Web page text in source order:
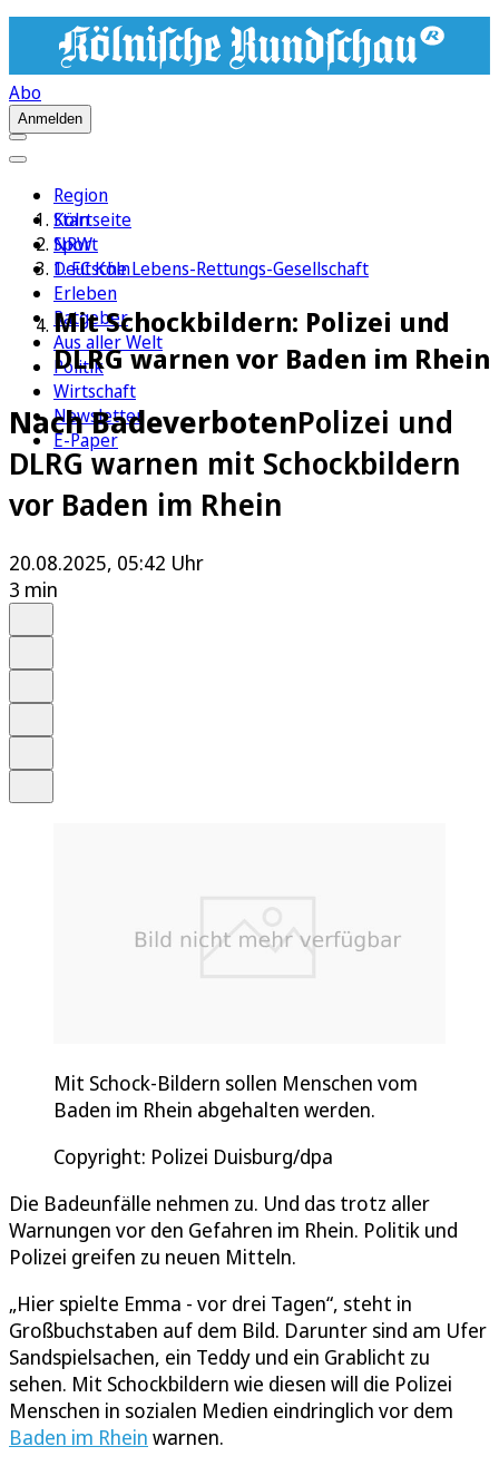
Abo
Anmelden
Region
Köln
Sport
1. FC Köln
Erleben
Ratgeber
Aus aller Welt
Politik
Wirtschaft
Newsletter
E-Paper
Startseite
NRW
Deutsche Lebens-Rettungs-Gesellschaft
Mit Schockbildern: Polizei und
DLRG warnen vor Baden im Rhein
Nach BadeverbotenPolizei und
DLRG warnen mit Schockbildern
vor Baden im Rhein
20.08.2025, 05:42 Uhr
3 min
Mit Schock-Bildern sollen Menschen vom
Baden im Rhein abgehalten werden.
Copyright: Polizei Duisburg/dpa
Die Badeunfälle nehmen zu. Und das trotz aller
Warnungen vor den Gefahren im Rhein. Politik und
Polizei greifen zu neuen Mitteln.
„Hier spielte Emma - vor drei Tagen“, steht in
Großbuchstaben auf dem Bild. Darunter sind am Ufer
Sandspielsachen, ein Teddy und ein Grablicht zu
sehen. Mit Schockbildern wie diesen will die Polizei
Menschen in sozialen Medien eindringlich vor dem
Baden im Rhein warnen.